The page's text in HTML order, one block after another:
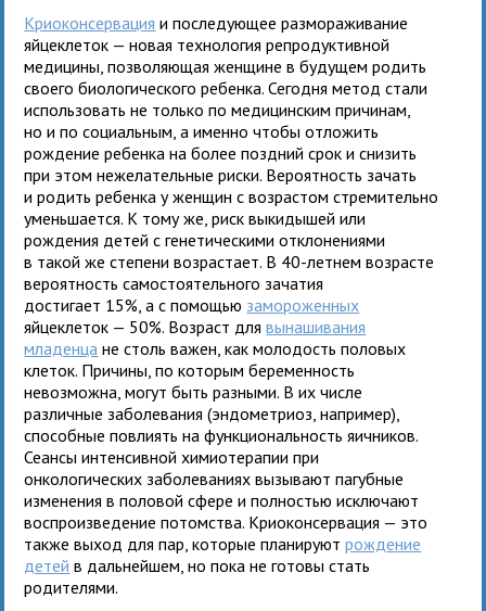
Криоконсервация и последующее размораживание
яйцеклеток — новая технология репродуктивной
медицины, позволяющая женщине в будущем родить
своего биологического ребенка. Сегодня метод стали
использовать не только по медицинским причинам,
но и по социальным, а именно чтобы отложить
рождение ребенка на более поздний срок и снизить
при этом нежелательные риски. Вероятность зачать
и родить ребенка у женщин с возрастом стремительно
уменьшается. К тому же, риск выкидышей или
рождения детей с генетическими отклонениями
в такой же степени возрастает. В 40-летнем возрасте
вероятность самостоятельного зачатия
достигает 15%, а с помощью замороженных
яйцеклеток — 50%. Возраст длявынашивания
младенца не столь важен, как молодость половых
клеток. Причины, по которым беременность
невозможна, могут быть разными. В их числе
различные заболевания (эндометриоз, например),
способные повлиять на функциональность яичников.
Сеансы интенсивной химиотерапии при
онкологических заболеваниях вызывают пагубные
изменения в половой сфере и полностью исключают
воспроизведение потомства. Криоконсервация — это
также выход для пар, которые планируютрождение
детей в дальнейшем, но пока не готовы стать
родителями.